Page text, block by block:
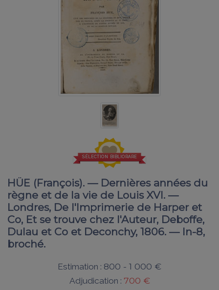
SÉLECTION BIBLIORARE
HÜE (François). — Dernières années du
règne et de la vie de Louis XVI. —
Londres, De l'Imprimerie de Harper et
Co, Et se trouve chez l'Auteur, Deboffe,
Dulau et Co et Deconchy, 1806. — In-8,
broché.
Estimation : 800 - 1 000 €
Adjudication : 700 €